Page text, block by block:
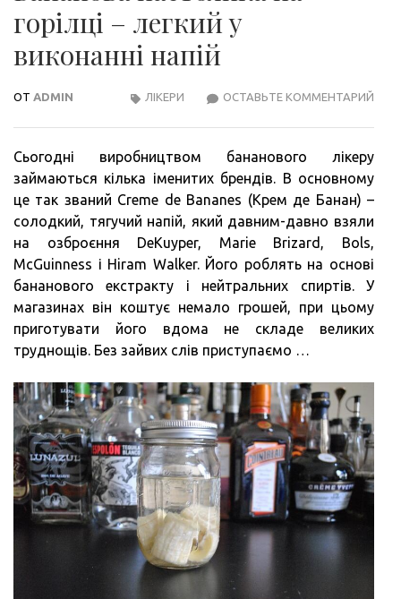
горілці – легкий у
виконанні напій
ОТ ADMIN ОСТАВЬТЕ КОММЕНТАРИЙ
ЛІКЕРИ
Сьогодні виробництвом бананового лікеру
займаються кілька іменитих брендів. В основному
це так званий Creme de Bananes (Крем де Банан) –
солодкий, тягучий напій, який давним-давно взяли
на озброєння DeKuyper, Marie Brizard, Bols,
McGuinness і Hiram Walker. Його роблять на основі
бананового екстракту і нейтральних спиртів. У
магазинах він коштує немало грошей, при цьому
приготувати його вдома не складе великих
труднощів. Без зайвих слів приступаємо …